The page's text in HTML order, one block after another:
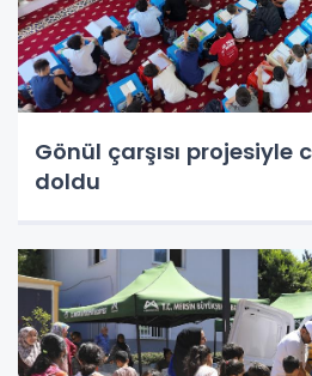
Gönül çarşısı
doldu